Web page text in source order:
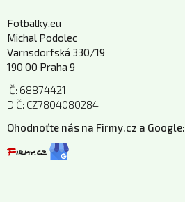
Fotbalky.eu
Michal Podolec
Varnsdorfská 330/19
190 00 Praha 9
IČ: 68874421
DIČ: CZ7804080284
Ohodnoťte nás na Firmy.cz a Google: